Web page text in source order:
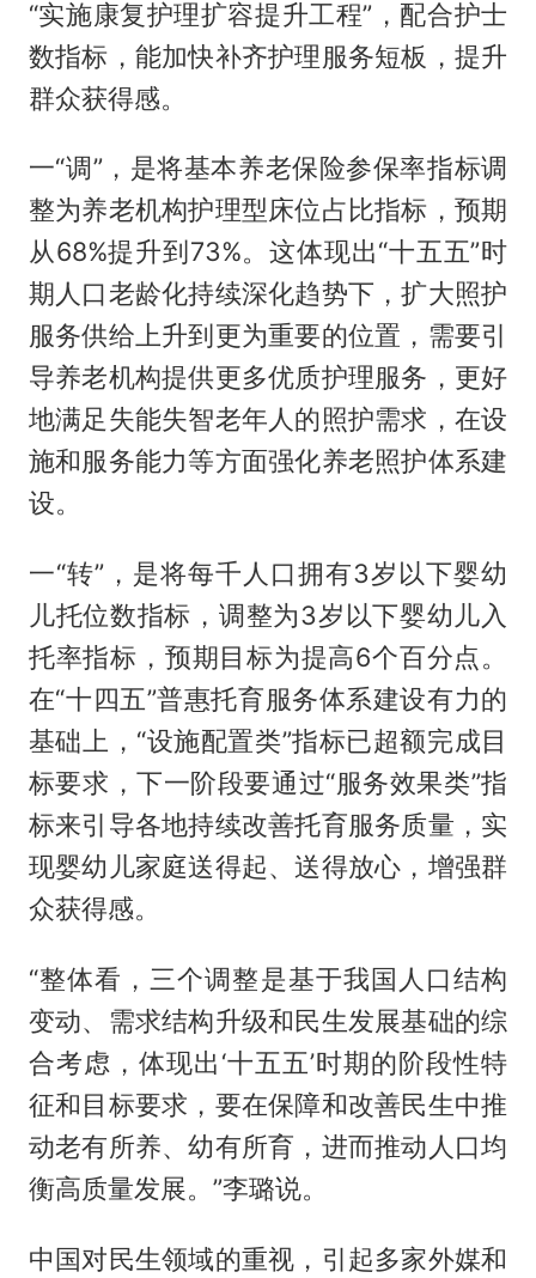
“实施康复护理扩容提升工程”，配合护士
数指标，能加快补齐护理服务短板，提升
群众获得感。
一“调”，是将基本养老保险参保率指标调
整为养老机构护理型床位占比指标，预期
从68%提升到73%。这体现出“十五五”时
期人口老龄化持续深化趋势下，扩大照护
服务供给上升到更为重要的位置，需要引
导养老机构提供更多优质护理服务，更好
地满足失能失智老年人的照护需求，在设
施和服务能力等方面强化养老照护体系建
设。
一“转”，是将每千人口拥有3岁以下婴幼
儿托位数指标，调整为3岁以下婴幼儿入
托率指标，预期目标为提高6个百分点。
在“十四五”普惠托育服务体系建设有力的
基础上，“设施配置类”指标已超额完成目
标要求，下一阶段要通过“服务效果类”指
标来引导各地持续改善托育服务质量，实
现婴幼儿家庭送得起、送得放心，增强群
众获得感。
“整体看，三个调整是基于我国人口结构
变动、需求结构升级和民生发展基础的综
合考虑，体现出‘十五五’时期的阶段性特
征和目标要求，要在保障和改善民生中推
动老有所养、幼有所育，进而推动人口均
衡高质量发展。”李璐说。
中国对民生领域的重视，引起多家外媒和